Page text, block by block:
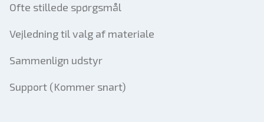
Ofte stillede spørgsmål
Vejledning til valg af materiale
Sammenlign udstyr
Support (Kommer snart)